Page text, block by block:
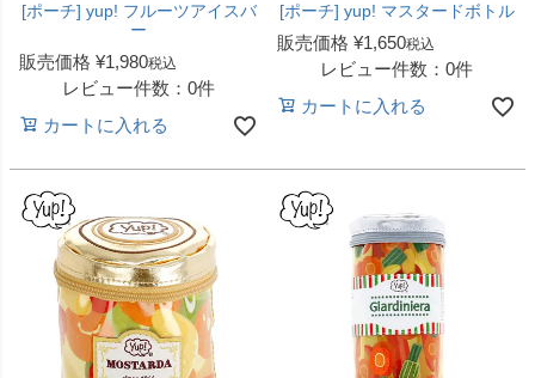
[ポーチ] yup! フルーツアイスバ
ー
販売価格 ¥1,980税込
レビュー件数：0件
カートに入れる
[ポーチ] yup! マスタードボトル
販売価格 ¥1,650税込
レビュー件数：0件
カートに入れる